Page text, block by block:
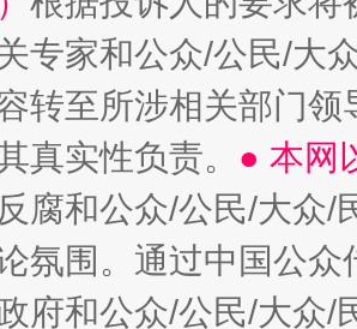
专家和公众/公民/大
转至所涉相关部门
真实性负责。 ● 本网
反腐和公众/公民/大众
氛围。通过中国公
府和公众/公民/大众